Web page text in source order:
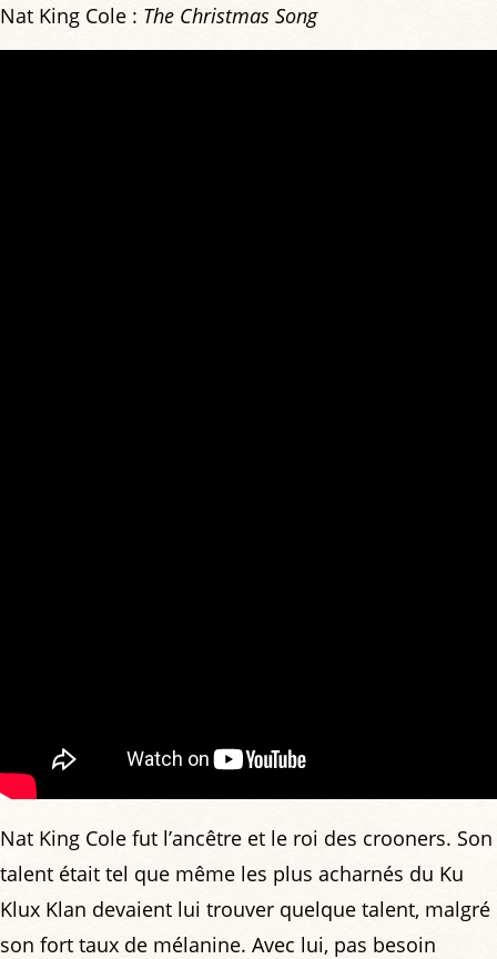
Nat King Cole : The Christmas Song
Nat King Cole fut l’ancêtre et le roi des crooners. Son
talent était tel que même les plus acharnés du Ku
Klux Klan devaient lui trouver quelque talent, malgré
son fort taux de mélanine. Avec lui, pas besoin